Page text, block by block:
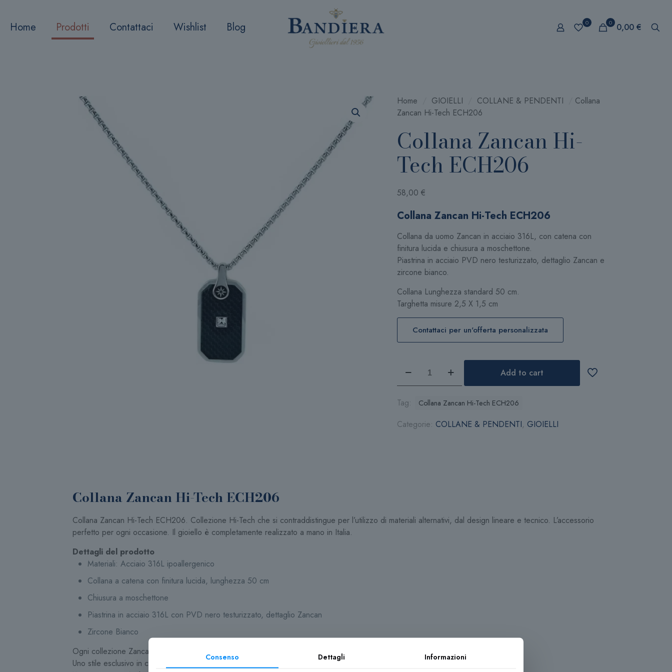
Home Prodotti Contattaci Wishlist Blog 0 0 0,00 €
Home GIOIELLI COLLANE & PENDENTI
Collana
Zancan Hi-Tech ECH206
Collana Zancan Hi-
Tech ECH206
58,00 €
Collana Zancan Hi-Tech ECH206
Collana da uomo Zancan in acciaio 316L, con catena con
finitura lucida e chiusura a moschettone.
Piastrina in acciaio PVD nero testurizzato, dettaglio Zancan e
zircone bianco.
Collana Lunghezza standard 50 cm.
Targhetta misure 2,5 X 1,5 cm
Contattaci per un'offerta personalizzata
Hi-
Tech
quantità
Add to cart
Tag: Collana Zancan Hi-Tech ECH206
Categorie: COLLANE & PENDENTI, GIOIELLI
Collana Zancan Hi-Tech ECH206
Collana Zancan Hi-Tech ECH206. Collezione Hi-Tech che si contraddistingue per l’utilizzo di materiali alternativi, dal design lineare e tecnico. L’accessorio
perfetto per ogni occasione. Il gioiello è completamente realizzato a mano in Italia.
Dettagli del prodotto
Materiali: Acciaio 316L ipoallergenico
Collana a catena con finitura lucida, lunghezza 50 cm
Chiusura a moschettone
Piastrina in acciaio 316L con PVD nero testurizzato, dettaglio Zancan
Zircone Bianco
Ogni collezione Zancan è un codice.
Uno stile esclusivo in cui identificarsi.
Consenso Dettagli Informazioni